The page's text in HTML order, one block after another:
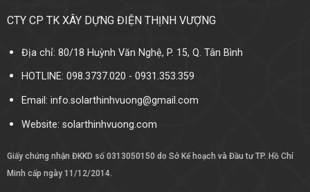
CTY CP TK XÂY DỰNG ĐIỆN THỊNH VƯỢNG
Địa chỉ: 80/18 Huỳnh Văn Nghệ, P. 15, Q. Tân Bình
HOTLINE: 098.3737.020 - 0931.353.359
Email: info.solarthinhvuong@gmail.com
Website: solarthinhvuong.com
Giấy chứng nhận ĐKKD số 0313050150 do Sở Kế hoạch và Đầu tư TP. Hồ Chí
Minh cấp ngày 11/12/2014.